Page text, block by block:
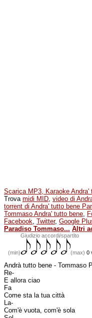
Scarica MP3, Karaoke Andra'
Trova midi MID, video di
torrent di Andra' tutto bene
Tommaso Andra' tutto bene,
Facebook, Twitter, Google
Paradiso Tommaso... Altri
Giudizio accordi/spartito
(min) (max) 0
Andrà tutto bene - Tommaso
Re-
E allora ciao
Fa
Come sta la tua città
La-
Com'è vuota, com'è sola